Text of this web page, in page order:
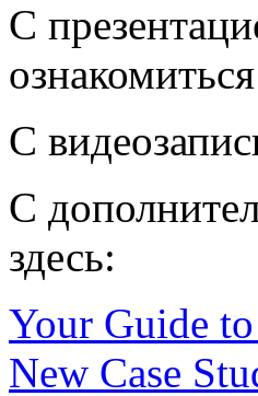
С
ознакомиться
С
С
здесь:
Your Guide
New Case